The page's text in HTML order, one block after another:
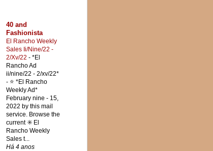
40 and
Fashionista
El Rancho Weekly
Sales Ii/Nine/22 -
2/Xv/22 - *El
Rancho Ad
ii/nine/22 - 2/xv/22*
- ⭐ *El Rancho
Weekly Ad*
February nine - 15,
2022 by this mail
service. Browse the
current ✳️ El
Rancho Weekly
Sales t...
Há 4 anos